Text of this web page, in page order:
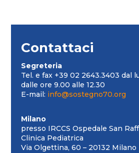
Contattaci
Segreteria
Tel. e fax +39 02 2643.3403 dal
dalle ore 9.00 alle 12.30
E-mail: info@sostegno70.org
Milano
presso IRCCS Ospedale San
Clinica Pediatrica
Via Olgettina, 60 – 20132 Milano